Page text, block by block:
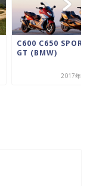
C600 C650
GT (BMW)
2017年4